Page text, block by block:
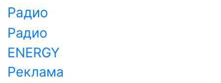
Радио
Радио
ENERGY
Реклама